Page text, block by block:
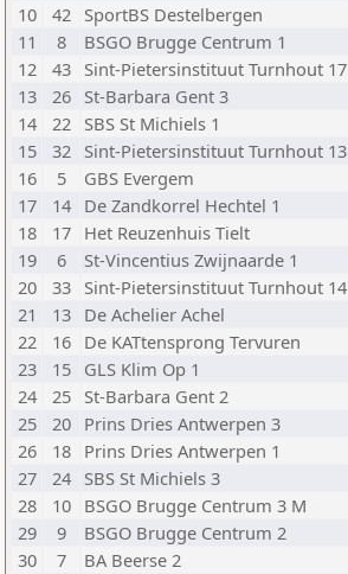
10
42 SportBS Destelbergen
11
8 BSGO Brugge Centrum 1
12
43 Sint-Pietersinstituut Turnhout 17
13
26 St-Barbara Gent 3
14
22 SBS St Michiels 1
15
32 Sint-Pietersinstituut Turnhout 13
16
5 GBS Evergem
17
14 De Zandkorrel Hechtel 1
18
17 Het Reuzenhuis Tielt
19
6 St-Vincentius Zwijnaarde 1
20
33 Sint-Pietersinstituut Turnhout 14
21
13 De Achelier Achel
22
16 De KATtensprong Tervuren
23
15 GLS Klim Op 1
24
25 St-Barbara Gent 2
25
20 Prins Dries Antwerpen 3
26
18 Prins Dries Antwerpen 1
27
24 SBS St Michiels 3
28
10 BSGO Brugge Centrum 3 M
29
9 BSGO Brugge Centrum 2
30
7 BA Beerse 2